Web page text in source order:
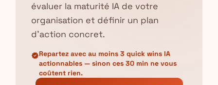
évaluer la maturité IA de votre
organisation et définir un plan
d'action concret.
verifiedRepartez avec au moins 3 quick wins IA
actionnables — sinon ces 30 min ne vous
coûtent rien.